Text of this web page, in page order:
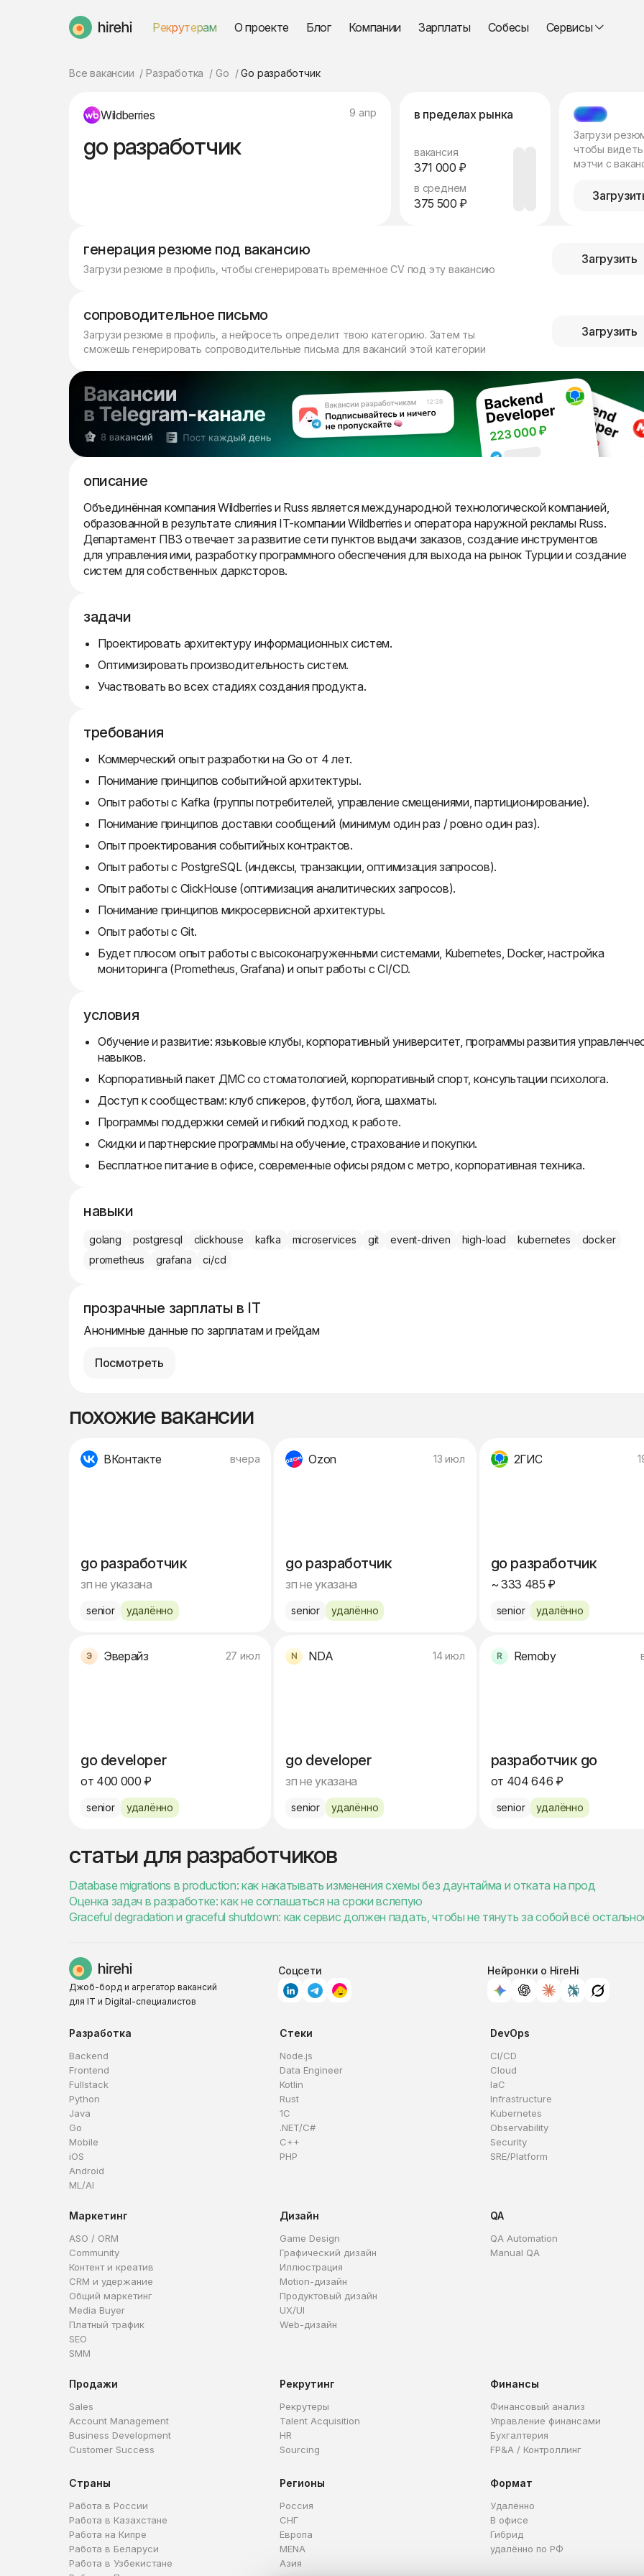
HireHi Рекрутерам О проекте Блог Компании Зарплаты Собесы Сервисы
Все вакансии Разработка Go Go разработчик
Wildberries 9 апр
go разработчик
в пределах рынка
вакансия
371 000 ₽
в среднем
375 500 ₽
МЭТЧ
Загрузи
чтобы видеть
мэтчи с
генерация резюме под вакансию
Загрузи резюме в профиль, чтобы сгенерировать временное CV под эту вакансию
Загрузить
сопроводительное письмо
Загрузи резюме в профиль, а нейросеть определит твою категорию. Затем ты
сможешь генерировать сопроводительные письма для вакансий этой категории
Загрузить
описание
Объединённая компания Wildberries и Russ является международной технологической компанией,
образованной в результате слияния IT-компании Wildberries и оператора наружной рекламы Russ.
Департамент ПВЗ отвечает за развитие сети пунктов выдачи заказов, создание инструментов
для управления ими, разработку программного обеспечения для выхода на рынок Турции и создание
систем для собственных дарксторов.
задачи
Проектировать архитектуру информационных систем.
Оптимизировать производительность систем.
Участвовать во всех стадиях создания продукта.
требования
Коммерческий опыт разработки на Go от 4 лет.
Понимание принципов событийной архитектуры.
Опыт работы с Kafka (группы потребителей, управление смещениями, партиционирование).
Понимание принципов доставки сообщений (минимум один раз / ровно один раз).
Опыт проектирования событийных контрактов.
Опыт работы с PostgreSQL (индексы, транзакции, оптимизация запросов).
Опыт работы с ClickHouse (оптимизация аналитических запросов).
Понимание принципов микросервисной архитектуры.
Опыт работы с Git.
Будет плюсом опыт работы с высоконагруженными системами, Kubernetes, Docker, настройка
мониторинга (Prometheus, Grafana) и опыт работы с CI/CD.
условия
Обучение и развитие: языковые клубы, корпоративный университет, программы развития
навыков.
Корпоративный пакет ДМС со стоматологией, корпоративный спорт, консультации психолога.
Доступ к сообществам: клуб спикеров, футбол, йога, шахматы.
Программы поддержки семей и гибкий подход к работе.
Скидки и партнерские программы на обучение, страхование и покупки.
Бесплатное питание в офисе, современные офисы рядом с метро, корпоративная техника.
навыки
golang postgresql clickhouse kafka microservices git event-driven high-load kubernetes
docker
prometheus
grafana ci/cd
прозрачные зарплаты в IT
Анонимные данные по зарплатам и грейдам
Посмотреть
похожие вакансии
ВКонтакте вчера
go разработчик
зп не указана
senior удалённо
Ozon 13 июл
go разработчик
зп не указана
senior удалённо
2ГИС
go разработчик
~ 333 485 ₽
senior удалённо
Эверайз 27 июл
go developer
от 400 000 ₽
senior удалённо
NDA 14 июл
go developer
зп не указана
senior удалённо
Remoby
разработчик go
от 404 646 ₽
senior удалённо
статьи для разработчиков
Database migrations в production: как накатывать изменения схемы без даунтайма и отката на прод
Оценка задач в разработке: как не соглашаться на сроки вслепую
Graceful degradation и graceful shutdown: как сервис должен падать, чтобы не тянуть за собой всё
Джоб-борд и агрегатор вакансий
для IT и Digital-специалистов
Соцсети Нейронки о HireHi
Разработка
Backend
Frontend
Fullstack
Python
Java
Go
Mobile
iOS
Android
ML/AI
Стеки
Node.js
Data Engineer
Kotlin
Rust
1C
.NET/C#
C++
PHP
DevOps
CI/CD
Cloud
IaC
Infrastructure
Kubernetes
Observability
Security
SRE/Platform
Маркетинг
ASO / ORM
Community
Контент и креатив
CRM и удержание
Общий маркетинг
Media Buyer
Платный трафик
SEO
SMM
Дизайн
Game Design
Графический дизайн
Иллюстрация
Motion-дизайн
Продуктовый дизайн
UX/UI
Web-дизайн
QA
QA Automation
Manual QA
Продажи
Sales
Account Management
Business Development
Customer Success
Рекрутинг
Рекрутеры
Talent Acquisition
HR
Sourcing
Финансы
Финансовый анализ
Управление финансами
Бухгалтерия
FP&A / Контроллинг
Страны
Работа в России
Работа в Казахстане
Работа на Кипре
Работа в Беларуси
Работа в Узбекистане
Регионы
Россия
СНГ
Европа
MENA
Азия
Формат
Удалённо
В офисе
Гибрид
удалённо по РФ